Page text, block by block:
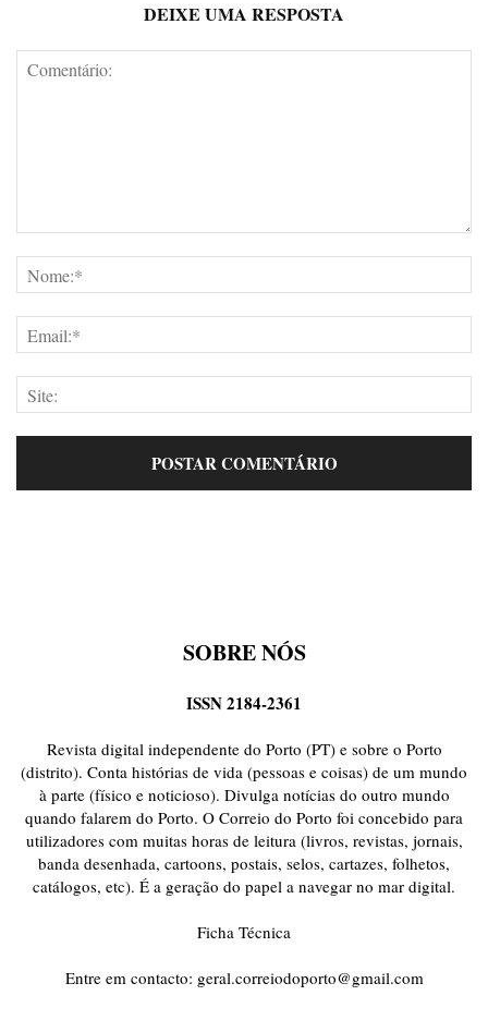
DEIXE UMA RESPOSTA
SOBRE NÓS
ISSN 2184-2361
Revista digital independente do Porto (PT) e sobre o Porto
(distrito). Conta histórias de vida (pessoas e coisas) de um mundo
à parte (físico e noticioso). Divulga notícias do outro mundo
quando falarem do Porto. O Correio do Porto foi concebido para
utilizadores com muitas horas de leitura (livros, revistas, jornais,
banda desenhada, cartoons, postais, selos, cartazes, folhetos,
catálogos, etc). É a geração do papel a navegar no mar digital.
Ficha Técnica
Entre em contacto: geral.correiodoporto@gmail.com